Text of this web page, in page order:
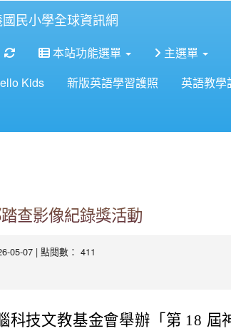
民小學全球資訊網
重新取得佈景設定
本站功能選單 主選單
Kids
新版英語學習護照
英語教學
查影像紀錄獎活動
05-07 | 點閱數： 411
科技文教基金會舉辦「第 18 屆